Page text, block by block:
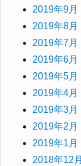
2019年9月
2019年8月
2019年7月
2019年6月
2019年5月
2019年4月
2019年3月
2019年2月
2019年1月
2018年12月